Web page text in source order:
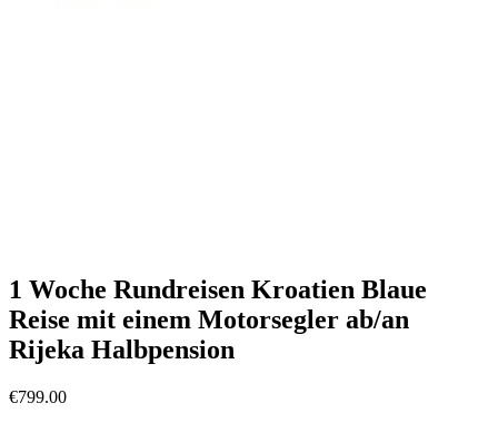
1 Woche Rundreisen Kroatien Blaue
Reise mit einem Motorsegler ab/an
Rijeka Halbpension
€799.00